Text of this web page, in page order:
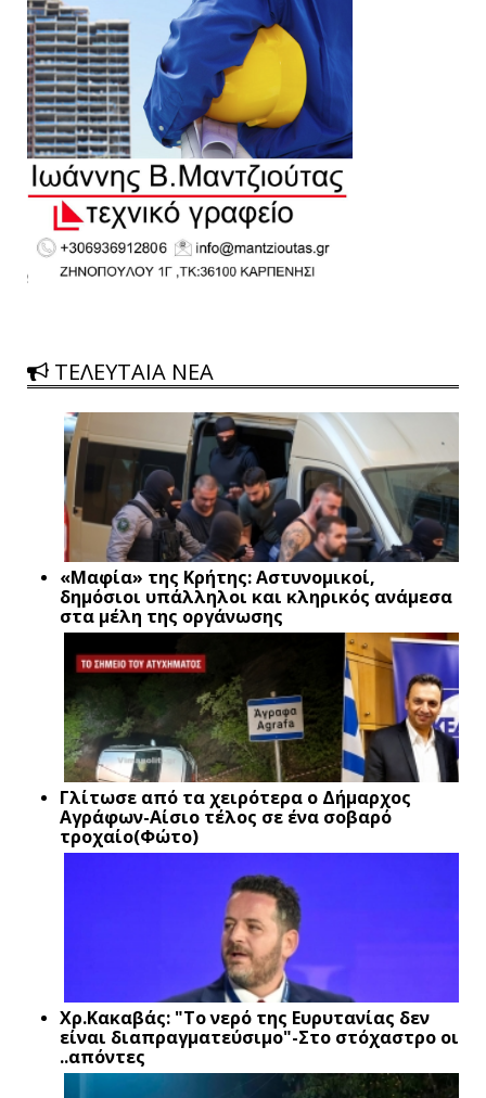
ΤΕΛΕΥΤΑΙΑ ΝΕΑ
«Μαφία» της Κρήτης: Αστυνομικοί,
δημόσιοι υπάλληλοι και κληρικός ανάμεσα
στα μέλη της οργάνωσης
Γλίτωσε από τα χειρότερα ο Δήμαρχος
Αγράφων-Αίσιο τέλος σε ένα σοβαρό
τροχαίο(Φώτο)
Xρ.Κακαβάς: "Το νερό της Ευρυτανίας δεν
είναι διαπραγματεύσιμο"-Στο στόχαστρο οι
..απόντες